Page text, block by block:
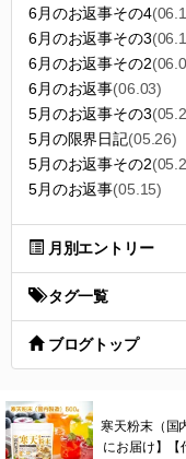
6月のお返事その4
6月のお返事その3
6月のお返事その2
6月のお返事(06.03)
5月のお返事その3
5月の限界日記(05.26)
5月のお返事その2
5月のお返事(05.15)
月別エントリー
タグ一覧
ブログトップ
寒天粉末（国
にお届け】【